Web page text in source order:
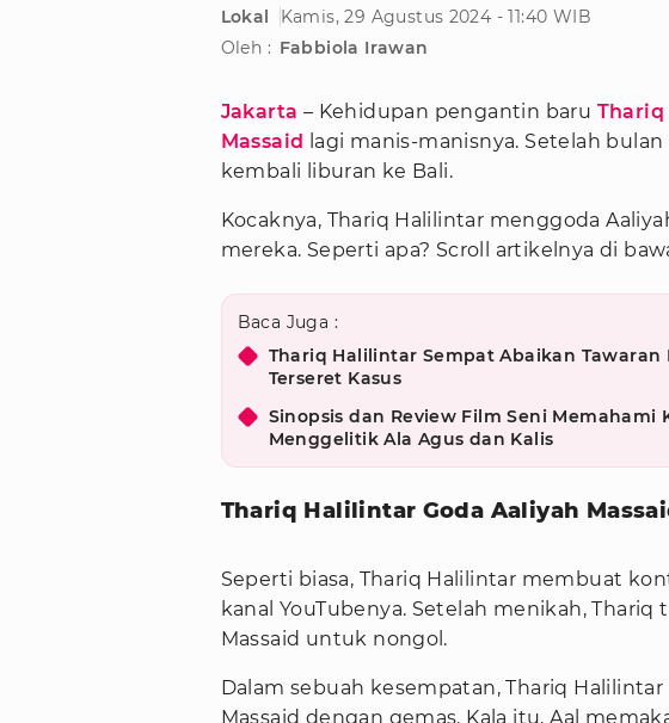
Lokal
Kamis, 29 Agustus 2024 - 11:40 WIB
Oleh : Fabbiola Irawan
Jakarta – Kehidupan pengantin baru
Massaid
lagi manis-manisnya. Setelah
kembali liburan ke Bali.
Kocaknya, Thariq Halilintar menggoda
mereka. Seperti apa? Scroll artikelnya di
Baca Juga :
Thariq Halilintar Sempat Abaikan Tawaran
Terseret Kasus
Sinopsis dan Review Film Seni Memahami
Menggelitik Ala Agus dan Kalis
Thariq Halilintar Goda Aaliyah
Seperti biasa, Thariq Halilintar membuat
kanal YouTubenya. Setelah menikah, Thariq
Massaid untuk nongol.
Dalam sebuah kesempatan, Thariq
Massaid dengan gemas. Kala itu, Aal